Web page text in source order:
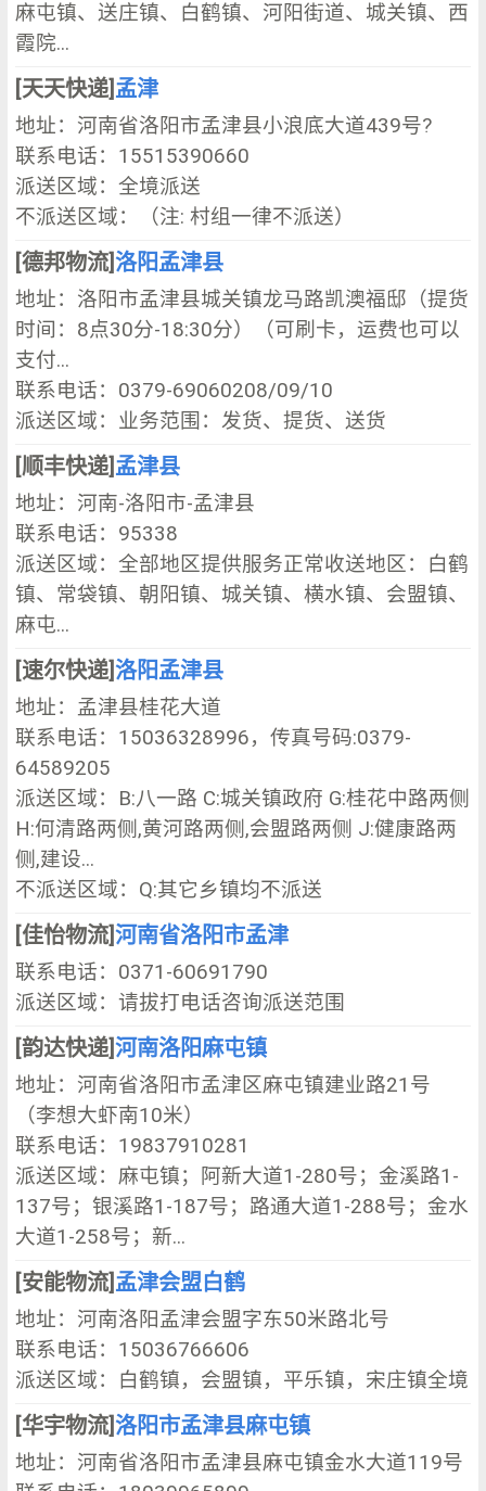
麻屯镇、送庄镇、白鹤镇、河阳街道、城关镇、西
霞院...
[天天快递] 孟津
地址：河南省洛阳市孟津县小浪底大道439号?
联系电话：15515390660
派送区域：全境派送
不派送区域：（注: 村组一律不派送）
[德邦物流] 洛阳孟津县
地址：洛阳市孟津县城关镇龙马路凯澳福邸（提货
时间：8点30分-18:30分）（可刷卡，运费也可以
支付...
联系电话：0379-69060208/09/10
派送区域：业务范围：发货、提货、送货
[顺丰快递] 孟津县
地址：河南-洛阳市-孟津县
联系电话：95338
派送区域：全部地区提供服务正常收送地区：白鹤
镇、常袋镇、朝阳镇、城关镇、横水镇、会盟镇、
麻屯...
[速尔快递] 洛阳孟津县
地址：孟津县桂花大道
联系电话：15036328996，传真号码:0379-
64589205
派送区域：B:八一路 C:城关镇政府 G:桂花中路两侧
H:何清路两侧,黄河路两侧,会盟路两侧 J:健康路两
侧,建设...
不派送区域：Q:其它乡镇均不派送
[佳怡物流]河南省洛阳市孟津
联系电话：0371-60691790
派送区域：请拔打电话咨询派送范围
[韵达快递]河南洛阳麻屯镇
地址：河南省洛阳市孟津区麻屯镇建业路21号
（李想大虾南10米）
联系电话：19837910281
派送区域：麻屯镇；阿新大道1-280号；金溪路1-
137号；银溪路1-187号；路通大道1-288号；金水
大道1-258号；新...
[安能物流] 孟津会盟白鹤
地址：河南洛阳孟津会盟字东50米路北号
联系电话：15036766606
派送区域：白鹤镇，会盟镇，平乐镇，宋庄镇全境
[华宇物流] 洛阳市孟津县麻屯镇
地址：河南省洛阳市孟津县麻屯镇金水大道119号